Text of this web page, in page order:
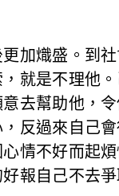
加熾盛。到
就是不理他
去幫助他，
反過來自己
情不好而起
報自己不去